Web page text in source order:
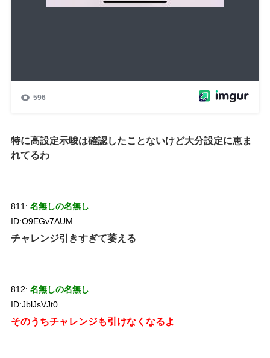
特に高設定示唆は確認したことないけど大分設定に恵ま
れてるわ
811: 名無しの名無し
ID:O9EGv7AUM
チャレンジ引きすぎて萎える
812: 名無しの名無し
ID:JblJsVJt0
そのうちチャレンジも引けなくなるよ